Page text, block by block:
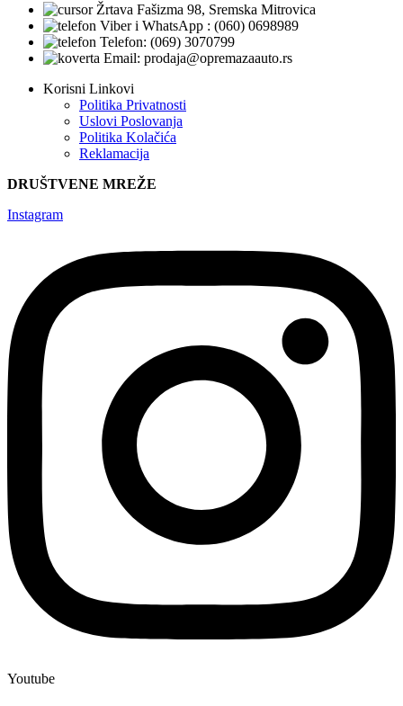
Žrtava Fašizma 98, Sremska Mitrovica
Viber i WhatsApp : (060) 0698989
Telefon: (069) 3070799
Email: prodaja@opremazaauto.rs
Korisni Linkovi
Politika Privatnosti
Uslovi Poslovanja
Politika Kolačića
Reklamacija
DRUŠTVENE MREŽE
Instagram
Youtube